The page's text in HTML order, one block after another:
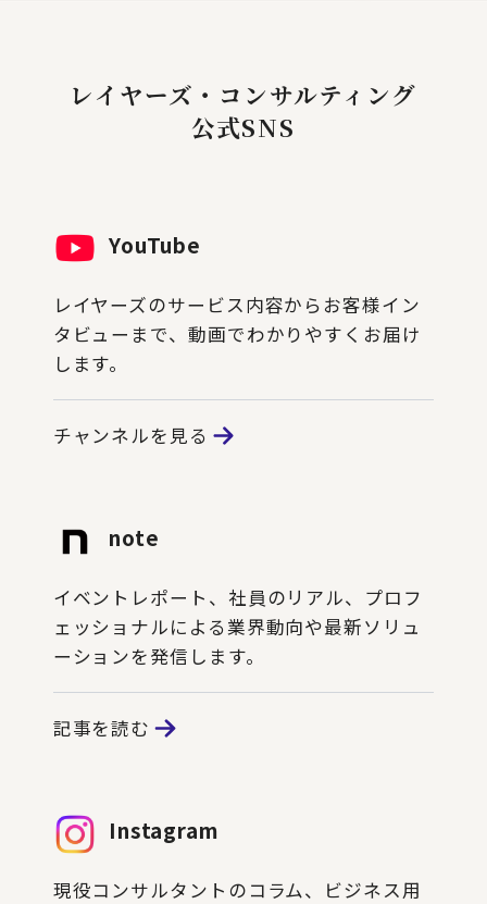
レイヤーズ・コンサルティング
公式SNS
YouTube
レイヤーズのサービス内容からお客様イン
タビューまで、動画でわかりやすくお届け
します。
チャンネルを見る
note
イベントレポート、社員のリアル、プロフ
ェッショナルによる業界動向や最新ソリュ
ーションを発信します。
記事を読む
Instagram
現役コンサルタントのコラム、ビジネス用